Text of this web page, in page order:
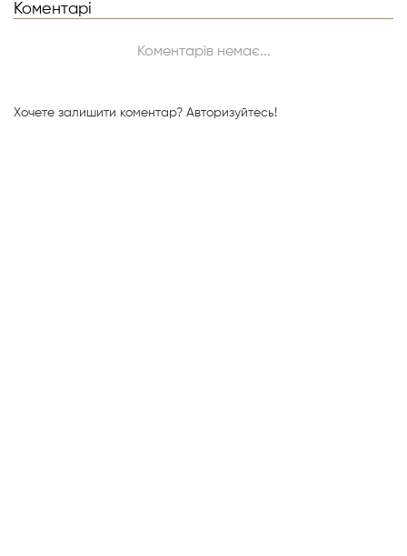
Коментарі
Коментарів немає...
Хочете залишити коментар? Авторизуйтесь!